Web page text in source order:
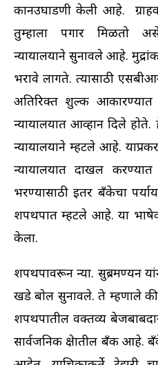
कानउघाडणी केली आहे.
तुम्हाला पगार मिळतो
न्यायालयाने सुनावले आहे.
भरावे लागते. त्यासाठी
अतिरिक्त शुल्क आकारण्यात
न्यायालयात आव्हान दिले
न्यायालयाने म्हटले आहे.
न्यायालयात दाखल
भरण्यासाठी इतर बँकेचा
शपथपत्रात म्हटले आहे. या
केला.
शपथपत्रावरून न्या. सुब्रमण्यन
खडे बाेल सुनावले. ते म्हणाले
शपथपत्रातील वक्तव्य
सार्वजनिक क्षेत्रातील बँक